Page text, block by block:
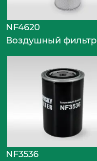
NF4620
Воздушный фильтр
NF3536